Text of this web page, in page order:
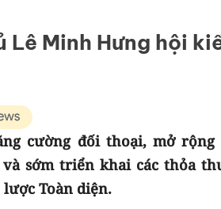
Lê Minh Hưng hội
cường đối thoại, mở
sớm triển khai các thỏa
lược Toàn diện.